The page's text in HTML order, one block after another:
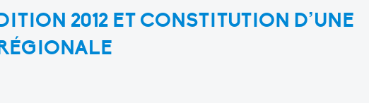
2012 ET CONSTITUTION D’UNE